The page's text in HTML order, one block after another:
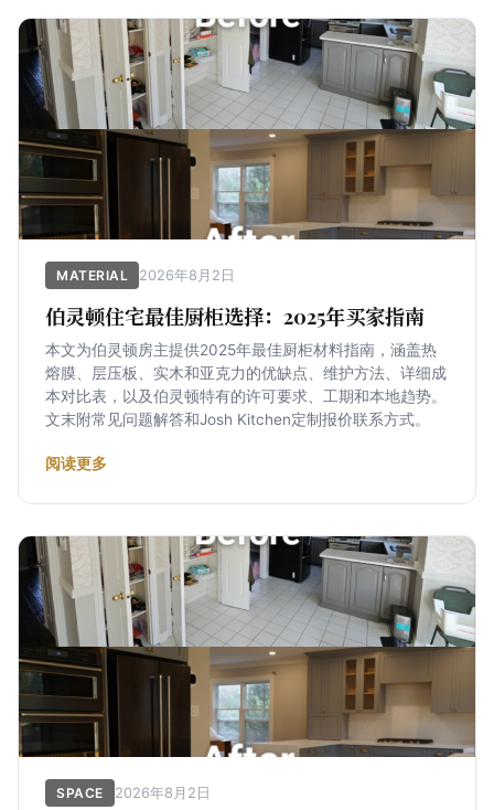
MATERIAL 2026年8月2日
伯灵顿住宅最佳厨柜选择：2025年买家指南
本文为伯灵顿房主提供2025年最佳厨柜材料指南，涵盖热
熔膜、层压板、实木和亚克力的优缺点、维护方法、详细成
本对比表，以及伯灵顿特有的许可要求、工期和本地趋势。
文末附常见问题解答和Josh Kitchen定制报价联系方式。
阅读更多
SPACE 2026年8月2日